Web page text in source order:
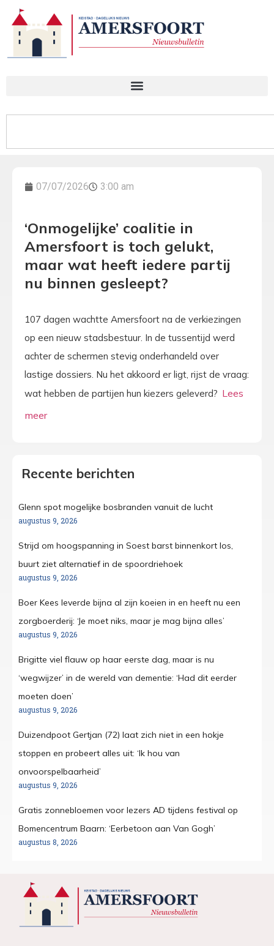
07/07/2026 3:00 am
‘Onmogelijke’ coalitie in
Amersfoort is toch gelukt,
maar wat heeft iedere partij
nu binnen gesleept?
107 dagen wachtte Amersfoort na de verkiezingen
op een nieuw stadsbestuur. In de tussentijd werd
achter de schermen stevig onderhandeld over
lastige dossiers. Nu het akkoord er ligt, rijst de vraag:
wat hebben de partijen hun kiezers geleverd?
Recente berichten
Glenn spot mogelijke bosbranden vanuit de lucht
augustus 9, 2026
Strijd om hoogspanning in Soest barst binnenkort los,
buurt ziet alternatief in de spoordriehoek
augustus 9, 2026
Boer Kees leverde bijna al zijn koeien in en heeft nu een
zorgboerderij: ‘Je moet niks, maar je mag bijna alles’
augustus 9, 2026
Brigitte viel flauw op haar eerste dag, maar is nu
‘wegwijzer’ in de wereld van dementie: ‘Had dit eerder
moeten doen’
augustus 9, 2026
Duizendpoot Gertjan (72) laat zich niet in een hokje
stoppen en probeert alles uit: ‘Ik hou van
onvoorspelbaarheid’
augustus 9, 2026
Gratis zonnebloemen voor lezers AD tijdens festival op
Bomencentrum Baarn: ‘Eerbetoon aan Van Gogh’
augustus 8, 2026